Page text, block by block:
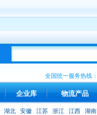
全国统一服务热线：
企业库 物流产品
湖北 安徽 江苏 浙江 江西 湖南